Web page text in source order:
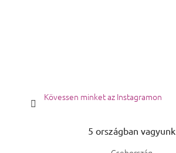
Kövessen minket az Instagramon
5 országban vagyunk